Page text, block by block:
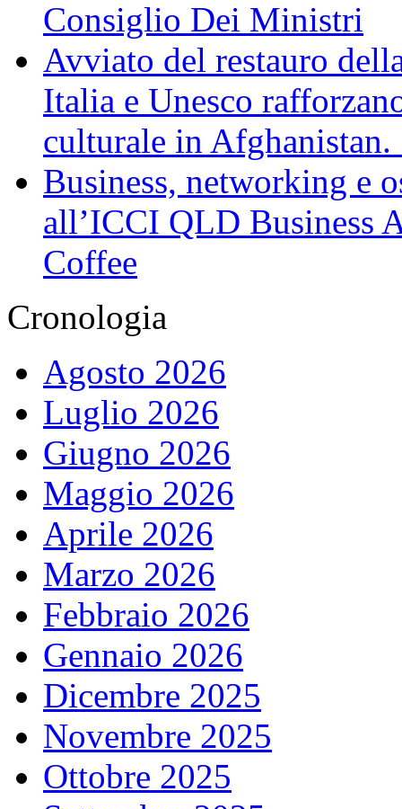
Consiglio Dei Ministri
Avviato del restauro
Italia e Unesco
culturale in
Business, networking e
all’ICCI QLD Business
Coffee
Cronologia
Agosto 2026
Luglio 2026
Giugno 2026
Maggio 2026
Aprile 2026
Marzo 2026
Febbraio 2026
Gennaio 2026
Dicembre 2025
Novembre 2025
Ottobre 2025